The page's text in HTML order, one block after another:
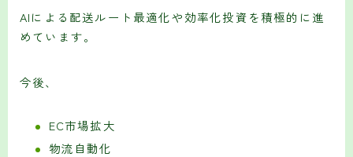
AIによる配送ルート最適化や効率化投資を積極的に進
めています。
今後、
EC市場拡大
物流自動化